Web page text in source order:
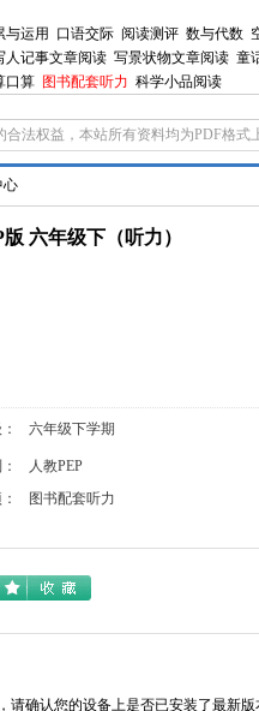
与运用 口语交际 阅读测评 数与代数
人记事文章阅读 写景状物文章阅读 童
口算 图书配套听力 科学小品阅读
合法权益，本站所有资料均为PDF格式
心
六年级下（听力）
六年级下学期
人教PEP
图书配套听力
请确认您的设备上是否已安装了最新版